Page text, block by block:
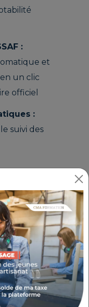
:
et
un clic
officiel
:
suivi des